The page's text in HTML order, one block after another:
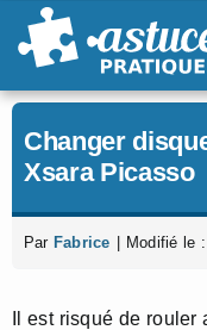
Passer
au
Changer
Xsara Picasso
Par Fabrice Modifié le
Il est risqué de